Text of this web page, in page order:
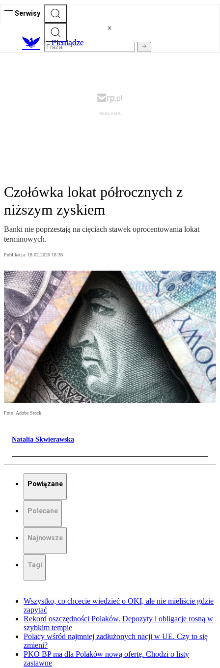
Serwisy
Pieniądze
Czołówka lokat półrocznych z
niższym zyskiem
Banki nie poprzestają na cięciach stawek oprocentowania lokat
terminowych.
Publikacja: 18.02.2020 18:36
Foto: Adobe Stock
Natalia Skwierawska
Powiązane
Polecane
Najnowsze
Tagi
Wszystko, co chcecie wiedzieć o OKI, ale nie mieliście gdzie
zapytać
Rekord oszczędności Polaków. Depozyty i obligacje rosną w
szybkim tempie
Polacy wśród najmniej zadłużonych nacji w UE. Czy to się
zmieni?
PKO BP ma dla Polaków nową ofertę. Chodzi o listy
zastawne